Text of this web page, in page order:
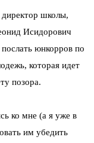
школы,
Исидорович
юнкорров по
которая идет
позора.
ко мне (а я уже в
им убедить